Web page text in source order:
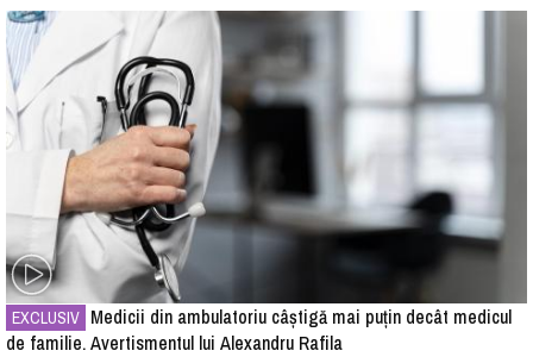
EXCLUSIV
de familie. Avertismentul lui Alexandru Rafila